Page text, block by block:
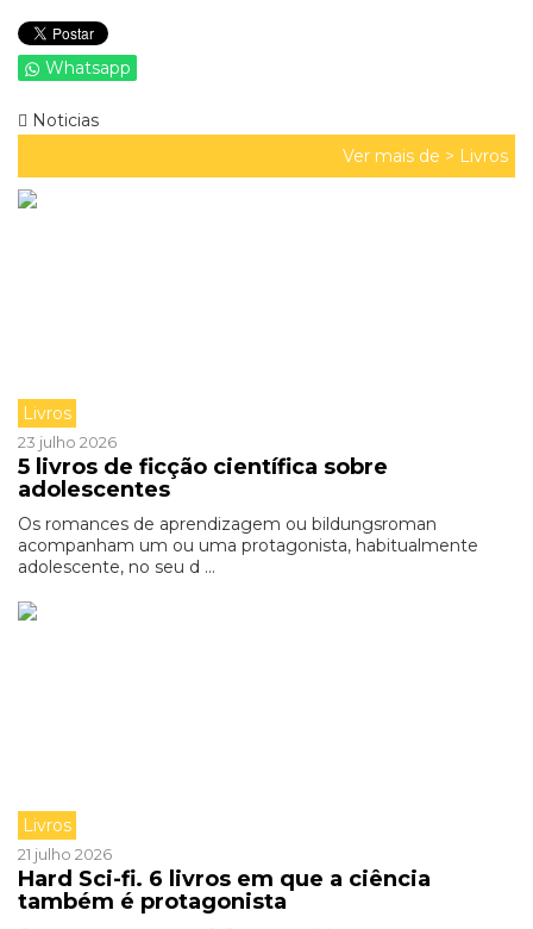
Whatsapp
Noticias
Ver mais de > Livros
Livros
23 julho 2026
5 livros de ficção científica sobre
adolescentes
Os romances de aprendizagem ou bildungsroman
acompanham um ou uma protagonista, habitualmente
adolescente, no seu d ...
Livros
21 julho 2026
Hard Sci-fi. 6 livros em que a ciência
também é protagonista